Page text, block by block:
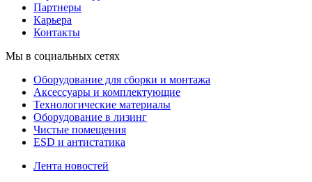
Партнеры
Карьера
Контакты
Мы в социальных сетях
Оборудование для сборки и монтажа
Аксессуары и комплектующие
Технологические материалы
Оборудование в лизинг
Чистые помещения
ESD и антистатика
Лента новостей